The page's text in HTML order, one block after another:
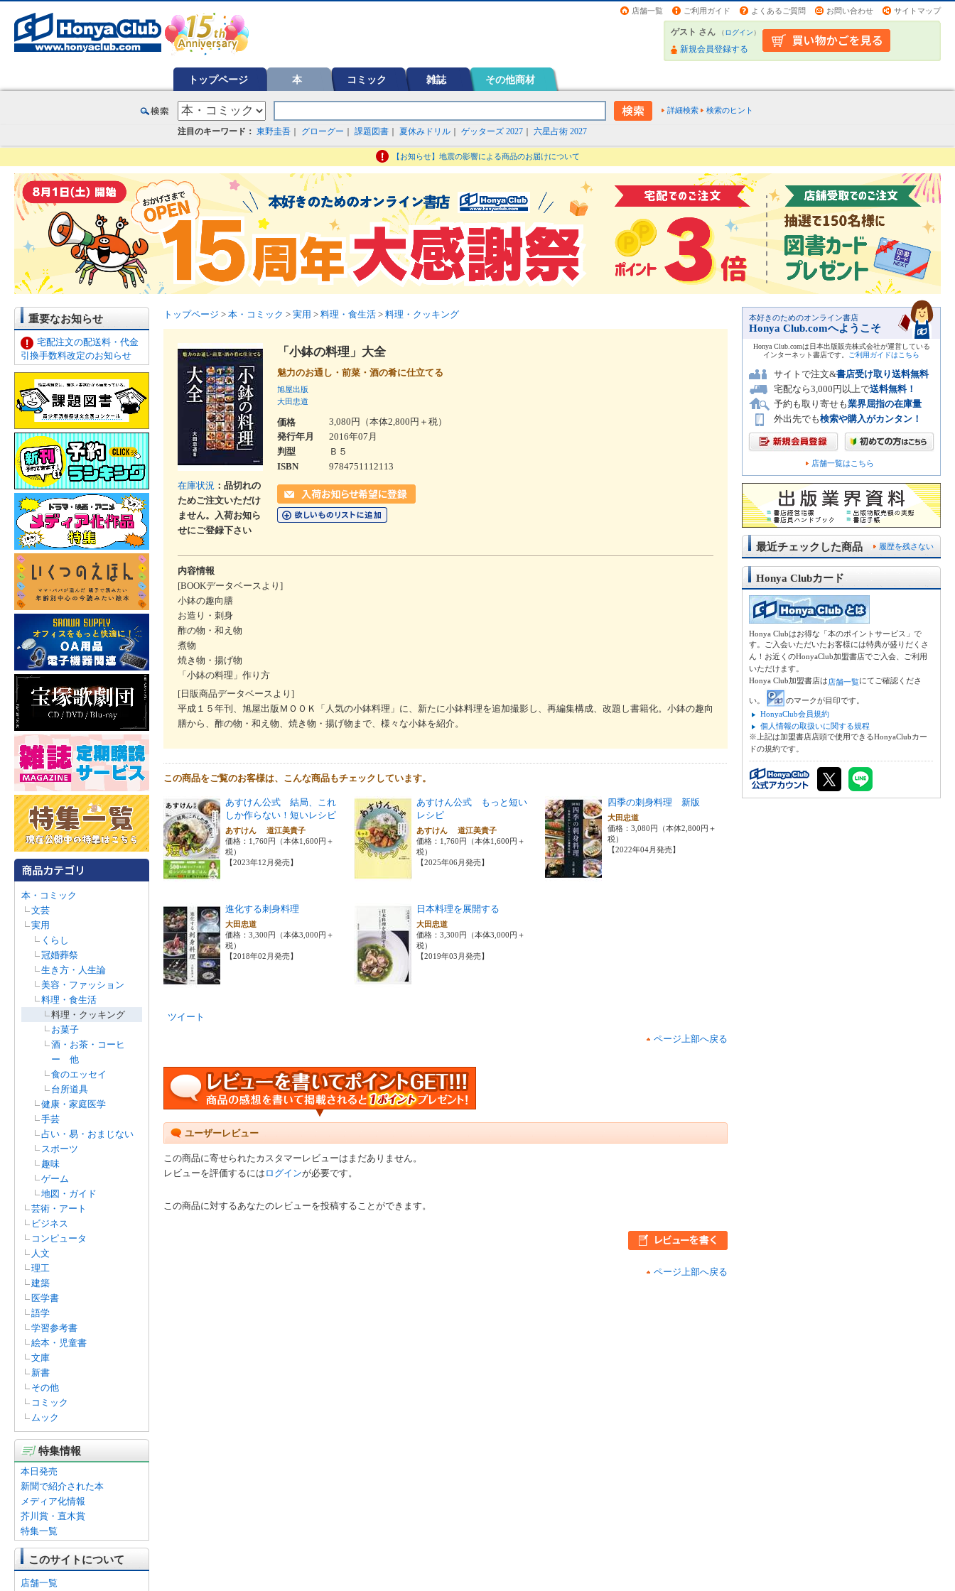
店舗一覧 ご利用ガイド よくあるご質問 お問い合わせ サイトマップ
ゲスト さん （ログイン）
新規会員登録する
トップページ 本 コミック 雑誌 その他商材
詳細検索 検索のヒント
注目のキーワード： 東野圭吾 グローグー 課題図書 夏休みドリル ゲッターズ 2027 六星占術 2027
【お知らせ】地震の影響による商品のお届けについて
重要なお知らせ
宅配注文の配送料・代金
引換手数料改定のお知らせ
本・コミック
文芸
実用
くらし
冠婚葬祭
生き方・人生論
美容・ファッション
料理・食生活
料理・クッキング
お菓子
酒・お茶・コーヒ
ー 他
食のエッセイ
台所道具
健康・家庭医学
手芸
占い・易・おまじない
スポーツ
趣味
ゲーム
地図・ガイド
芸術・アート
ビジネス
コンピュータ
人文
理工
建築
医学書
語学
学習参考書
絵本・児童書
文庫
新書
その他
コミック
ムック
特集情報
本日発売
新聞で紹介された本
メディア化情報
芥川賞・直木賞
特集一覧
このサイトについて
店舗一覧
トップページ > 本・コミック > 実用 > 料理・食生活 > 料理・クッキング
在庫状況 ：品切れの
ためご注文いただけ
ません。入荷お知ら
せにご登録下さい
「小鉢の料理」大全
魅力のお通し・前菜・酒の肴に仕立てる
旭屋出版
大田忠道
価格
3,080円（本体2,800円＋税）
発行年月
2016年07月
判型
Ｂ５
ISBN
9784751112113
内容情報
[BOOKデータベースより]
小鉢の趣向膳
お造り・刺身
酢の物・和え物
煮物
焼き物・揚げ物
「小鉢の料理」作り方
[日販商品データベースより]
平成１５年刊、旭屋出版ＭＯＯＫ「人気の小鉢料理」に、新たに小鉢料理を追加撮影し、再編集構成、改題し書籍化。小鉢の趣向
膳から、酢の物・和え物、焼き物・揚げ物まで、様々な小鉢を紹介。
この商品をご覧のお客様は、こんな商品もチェックしています。
あすけん公式 結局、これ
しか作らない！短いレシピ
あすけん 道江美貴子
価格：1,760円（本体1,600円＋
税）
【2023年12月発売】
あすけん公式 もっと短い
レシピ
あすけん 道江美貴子
価格：1,760円（本体1,600円＋
税）
【2025年06月発売】
四季の刺身料理 新版
大田忠道
価格：3,080円（本体2,800円＋
税）
【2022年04月発売】
進化する刺身料理
大田忠道
価格：3,300円（本体3,000円＋
税）
【2018年02月発売】
日本料理を展開する
大田忠道
価格：3,300円（本体3,000円＋
税）
【2019年03月発売】
ツイート
ページ上部へ戻る
ユーザーレビュー
この商品に寄せられたカスタマーレビューはまだありません。
レビューを評価するには ログインが必要です。
この商品に対するあなたのレビューを投稿することができます。
ページ上部へ戻る
本好きのためのオンライン書店
Honya Club.comへようこそ
Honya Club.comは日本出版販売株式会社が運営している
インターネット書店です。
ご利用ガイドはこちら
サイトで注文&書店受け取り送料無料
宅配なら3,000円以上で送料無料！
予約も取り寄せも業界屈指の在庫量
外出先でも検索や購入がカンタン！
店舗一覧はこちら
履歴を残さない
最近チェックした商品
Honya Clubカード
Honya Clubはお得な「本のポイントサービス」で
す。ご入会いただいたお客様には特典が盛りだくさ
ん！お近くのHonyaClub加盟書店でご入会、ご利用
いただけます。
Honya Club加盟書店は店舗一覧にてご確認くださ
い。
のマークが目印です。
HonyaClub会員規約
個人情報の取扱いに関する規程
※上記は加盟書店店頭で使用できるHonyaClubカー
ドの規約です。